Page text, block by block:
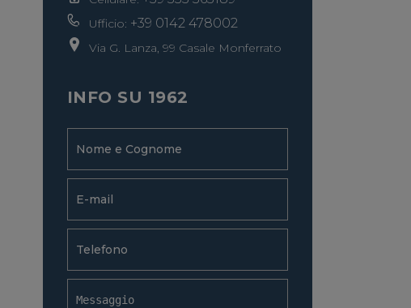
Ufficio: +39 0142 478002
Via G. Lanza, 99 Casale Monferrato
INFO SU 1962